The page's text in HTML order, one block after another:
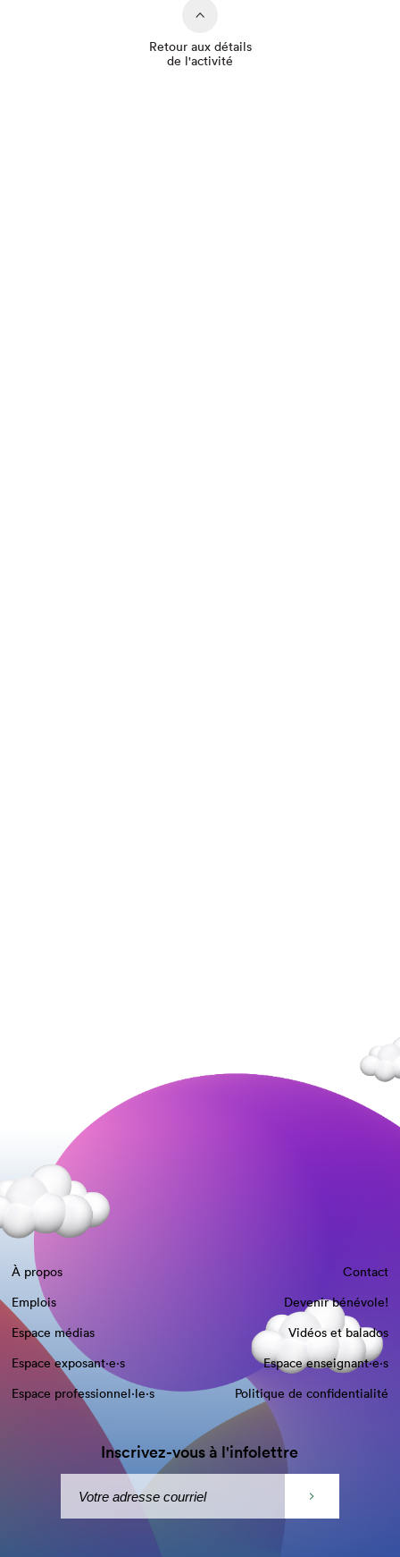
Retour aux détails
de l'activité
À propos
Contact
Emplois
Devenir bénévole!
Espace médias
Vidéos et balados
Espace exposant·e⋅s
Espace enseignant·e⋅s
Espace professionnel·le⋅s
Politique de confidentialité
Inscrivez-vous à l'infolettre